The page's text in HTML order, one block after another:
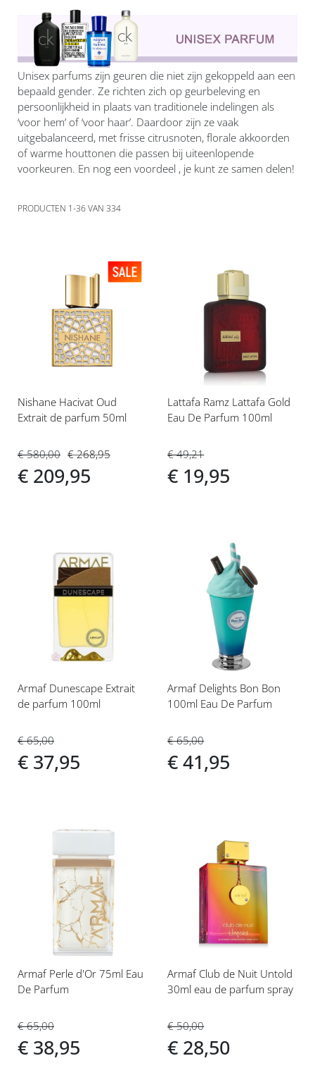
Unisex parfums zijn geuren die niet zijn gekoppeld aan een
bepaald gender. Ze richten zich op geurbeleving en
persoonlijkheid in plaats van traditionele indelingen als
‘voor hem’ of ‘voor haar’. Daardoor zijn ze vaak
uitgebalanceerd, met frisse citrusnoten, florale akkoorden
of warme houttonen die passen bij uiteenlopende
voorkeuren. En nog een voordeel , je kunt ze samen delen!
PRODUCTEN 1-36VAN 334
verlanglijst
Nishane Hacivat Oud
Extrait de parfum 50ml
€ 580,00
€ 209,95
€ 268,95
verlanglijst
Lattafa Ramz Lattafa Gold
Eau De Parfum 100ml
€ 49,21
€ 19,95
Voeg
verlanglijst
Armaf Dunescape Extrait
de parfum 100ml
€ 65,00
€ 37,95
verlanglijst
Armaf Delights Bon Bon
100ml Eau De Parfum
€ 65,00
€ 41,95
Voeg
verlanglijst
Armaf Perle d'Or 75ml Eau
De Parfum
€ 65,00
€ 38,95
Voeg
aan
verlanglijst
Armaf Club de Nuit Untold
30ml eau de parfum spray
€ 50,00
€ 28,50